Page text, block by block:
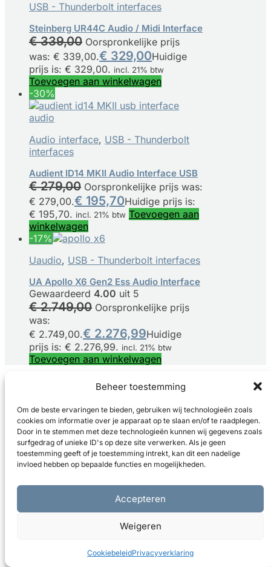
Beheer toestemming
Om de beste ervaringen te bieden, gebruiken wij technologieën zoals
cookies om informatie over je apparaat op te slaan en/of te raadplegen.
Door in te stemmen met deze technologieën kunnen wij gegevens zoals
surfgedrag of unieke ID's op deze site verwerken. Als je geen
toestemming geeft of je toestemming intrekt, kan dit een nadelige
invloed hebben op bepaalde functies en mogelijkheden.
Accepteren
Weigeren
CookiebeleidPrivacyverklaring
USB - Thunderbolt interfaces
Steinberg UR44C Audio / Midi Interface
€339,00 Oorspronkelijke prijs
was: € 339,00.€ 329,00Huidige
prijs is: € 329,00. incl. 21% btw
Toevoegen aan winkelwagen
-30%
Audio interface, USB - Thunderbolt
interfaces
Audient ID14 MKII Audio Interface USB
€279,00 Oorspronkelijke prijs was:
€ 279,00.€ 195,70Huidige prijs is:
€ 195,70. incl. 21% btw Toevoegen aan
winkelwagen
-17%
Uaudio, USB - Thunderbolt interfaces
UA Apollo X6 Gen2 Ess Audio Interface
Gewaardeerd 4.00 uit 5
€2.749,00 Oorspronkelijke prijs
was:
€ 2.749,00.€ 2.276,99Huidige
prijs is: € 2.276,99. incl. 21% btw
Toevoegen aan winkelwagen
Algemene voorwaarden
Akoestische panelen
Blog
About
Contact